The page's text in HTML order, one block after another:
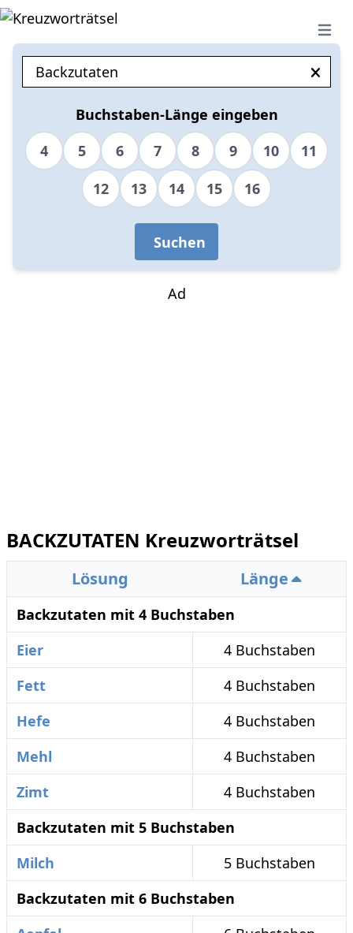
Open
Buchstaben-Länge eingeben
4
5 6 7 8 9 10
11
12
13 14 15 16
Suchen
Ad
BACKZUTATEN Kreuzworträtsel
Lösung Länge
Backzutaten mit 4 Buchstaben
Eier
4 Buchstaben
Fett
4 Buchstaben
Hefe
4 Buchstaben
Mehl
4 Buchstaben
Zimt
4 Buchstaben
Backzutaten mit 5 Buchstaben
Milch
5 Buchstaben
Backzutaten mit 6 Buchstaben